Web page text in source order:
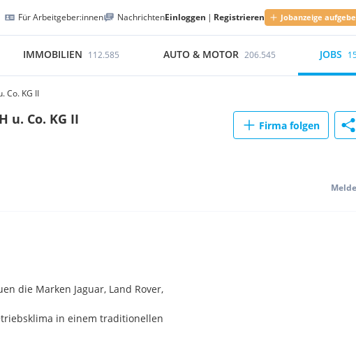
Für Arbeitgeber:innen NachrichtenEinloggen | Registrieren Jobanzeige
IMMOBILIEN 112.585 AUTO & MOTOR 206.545 JOBS
Co. KG II
u. Co. KG II Firma folgen
die Marken Jaguar, Land Rover,
in einem traditionellen